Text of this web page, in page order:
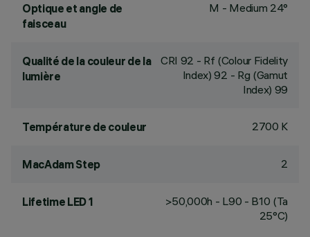
Optique et angle de
faisceau
M - Medium 24°
Qualité de la couleur de la
lumière
CRI 92 - Rf (Colour Fidelity
Index) 92 - Rg (Gamut
Index) 99
Température de couleur 2700 K
MacAdam Step 2
Lifetime LED 1
>50,000h - L90 - B10 (Ta
25°C)